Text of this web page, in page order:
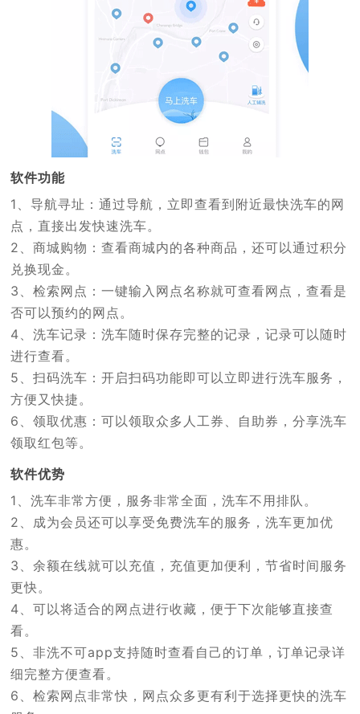
软件功能
1、导航寻址：通过导航，立即查看到附近最快洗车的网
点，直接出发快速洗车。
2、商城购物：查看商城内的各种商品，还可以通过积分
兑换现金。
3、检索网点：一键输入网点名称就可查看网点，查看是
否可以预约的网点。
4、洗车记录：洗车随时保存完整的记录，记录可以随时
进行查看。
5、扫码洗车：开启扫码功能即可以立即进行洗车服务，
方便又快捷。
6、领取优惠：可以领取众多人工券、自助券，分享洗车
领取红包等。
软件优势
1、洗车非常方便，服务非常全面，洗车不用排队。
2、成为会员还可以享受免费洗车的服务，洗车更加优
惠。
3、余额在线就可以充值，充值更加便利，节省时间服务
更快。
4、可以将适合的网点进行收藏，便于下次能够直接查
看。
5、非洗不可app支持随时查看自己的订单，订单记录详
细完整方便查看。
6、检索网点非常快，网点众多更有利于选择更快的洗车